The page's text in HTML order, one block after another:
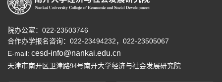
院办公室：022-23503746
合作办学报名咨询： 022-23494232， 022-23505067
E-mail: cesd-info@nankai.edu.cn
天津市南开区卫津路94号南开大学经济与社会发展研究院